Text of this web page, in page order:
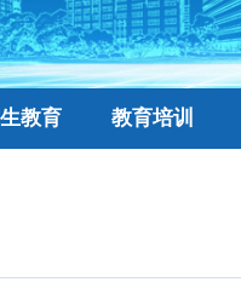
教育 教育培训